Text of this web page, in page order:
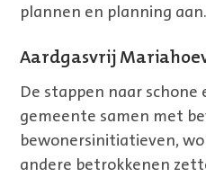
plannen en planning aan.
Aardgasvrij
De stappen naar schone
gemeente samen met
bewonersinitiatieven,
andere betrokkenen